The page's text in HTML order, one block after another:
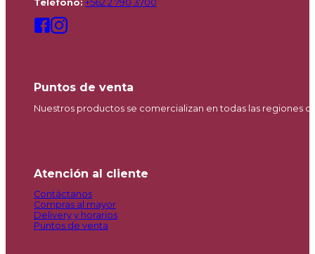
Teléfono: +562 2 790 3700
Puntos de venta
Nuestros productos se comercializan en todas las regiones
Atención al cliente
Contáctanos
Compras al mayor
Delivery y horarios
Puntos de venta